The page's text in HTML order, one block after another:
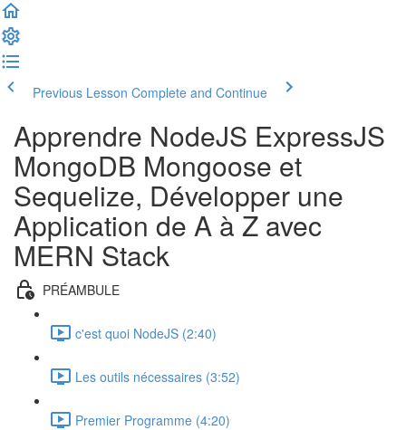
Previous Lesson Complete and Continue
Apprendre NodeJS ExpressJS
MongoDB Mongoose et
Sequelize, Développer une
Application de A à Z avec
MERN Stack
PRÉAMBULE
c'est quoi NodeJS (2:40)
Les outils nécessaires (3:52)
Premier Programme (4:20)